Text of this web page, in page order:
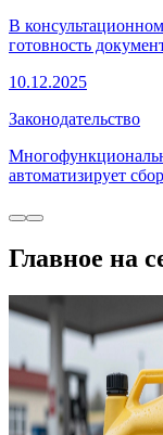
В
готовность
10.12.2025
Законодательство
автоматизирует
Главное на